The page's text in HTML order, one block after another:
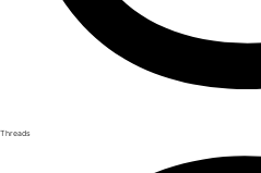
Threads